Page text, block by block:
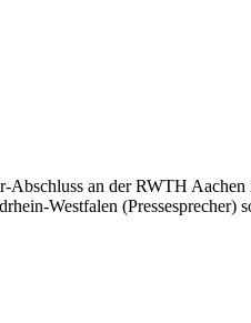
Abschluss an der RWTH Aachen
Westfalen (Pressesprecher)